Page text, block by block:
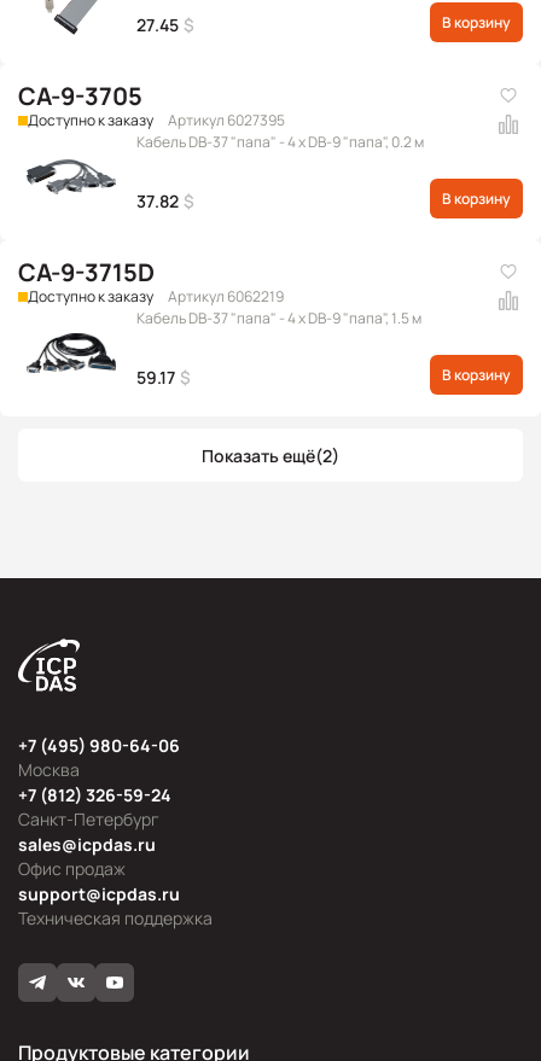
27.45 $ В корзину
CA-9-3705
Доступно к заказу
Артикул 6027395
Кабель DB-37 "папа" - 4 x DB-9 "папа", 0.2 м
37.82 $ В корзину
CA-9-3715D
Доступно к заказу
Артикул 6062219
Кабель DB-37 "папа" - 4 x DB-9 "папа", 1.5 м
59.17 $ В корзину
Показать ещё(2)
Москва
+7 (495) 980-64-06
Офис продаж
sales@icpdas.ru
Санкт-Петербург
+7 (812) 326-59-24
Техническая поддержка
support@icpdas.ru
Продуктовые категории